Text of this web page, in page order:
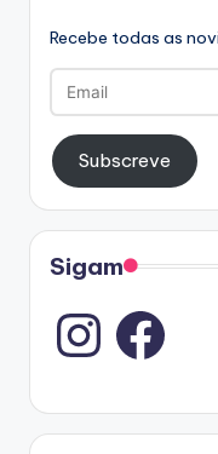
Recebe todas as
Email
Subscreve
Sigam
Instagram